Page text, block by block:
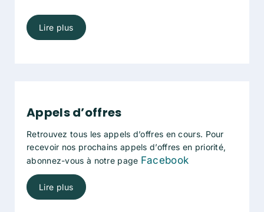
Lire plus
Appels d’offres
Retrouvez tous les appels d’offres en cours. Pour
recevoir nos prochains appels d’offres en priorité,
abonnez-vous à notre page Facebook
Lire plus